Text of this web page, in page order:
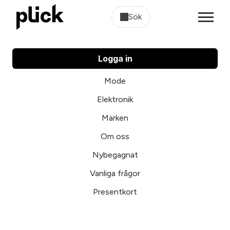
Sök
Logga in
Mode
Elektronik
Märken
Om oss
Nybegagnat
Vanliga frågor
Presentkort